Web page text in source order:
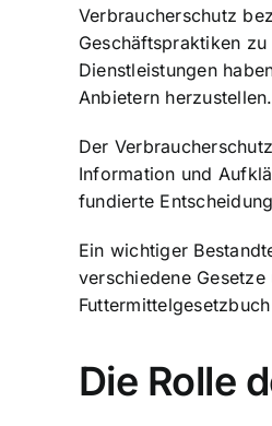
Verbraucherschutz
Geschäftspraktiken
Dienstleistungen
Anbietern herzustellen.
Der
Information und
fundierte
Ein wichtiger
verschiedene
Die Rolle